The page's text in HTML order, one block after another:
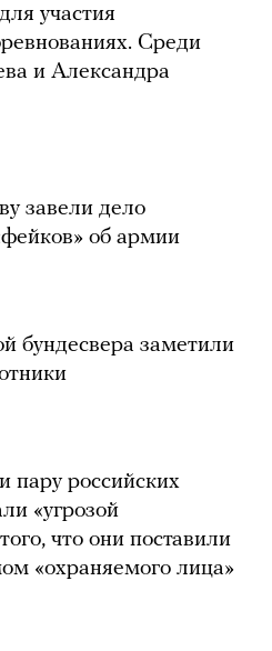
участия
Среди
и Александра
завели дело
об армии
бундесвера заметили
российских
«угрозой
что они поставили
«охраняемого лица»